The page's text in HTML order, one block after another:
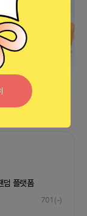
덤 플랫폼
701 (-)